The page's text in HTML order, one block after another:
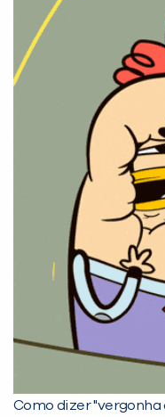
Como dizer "vergonha